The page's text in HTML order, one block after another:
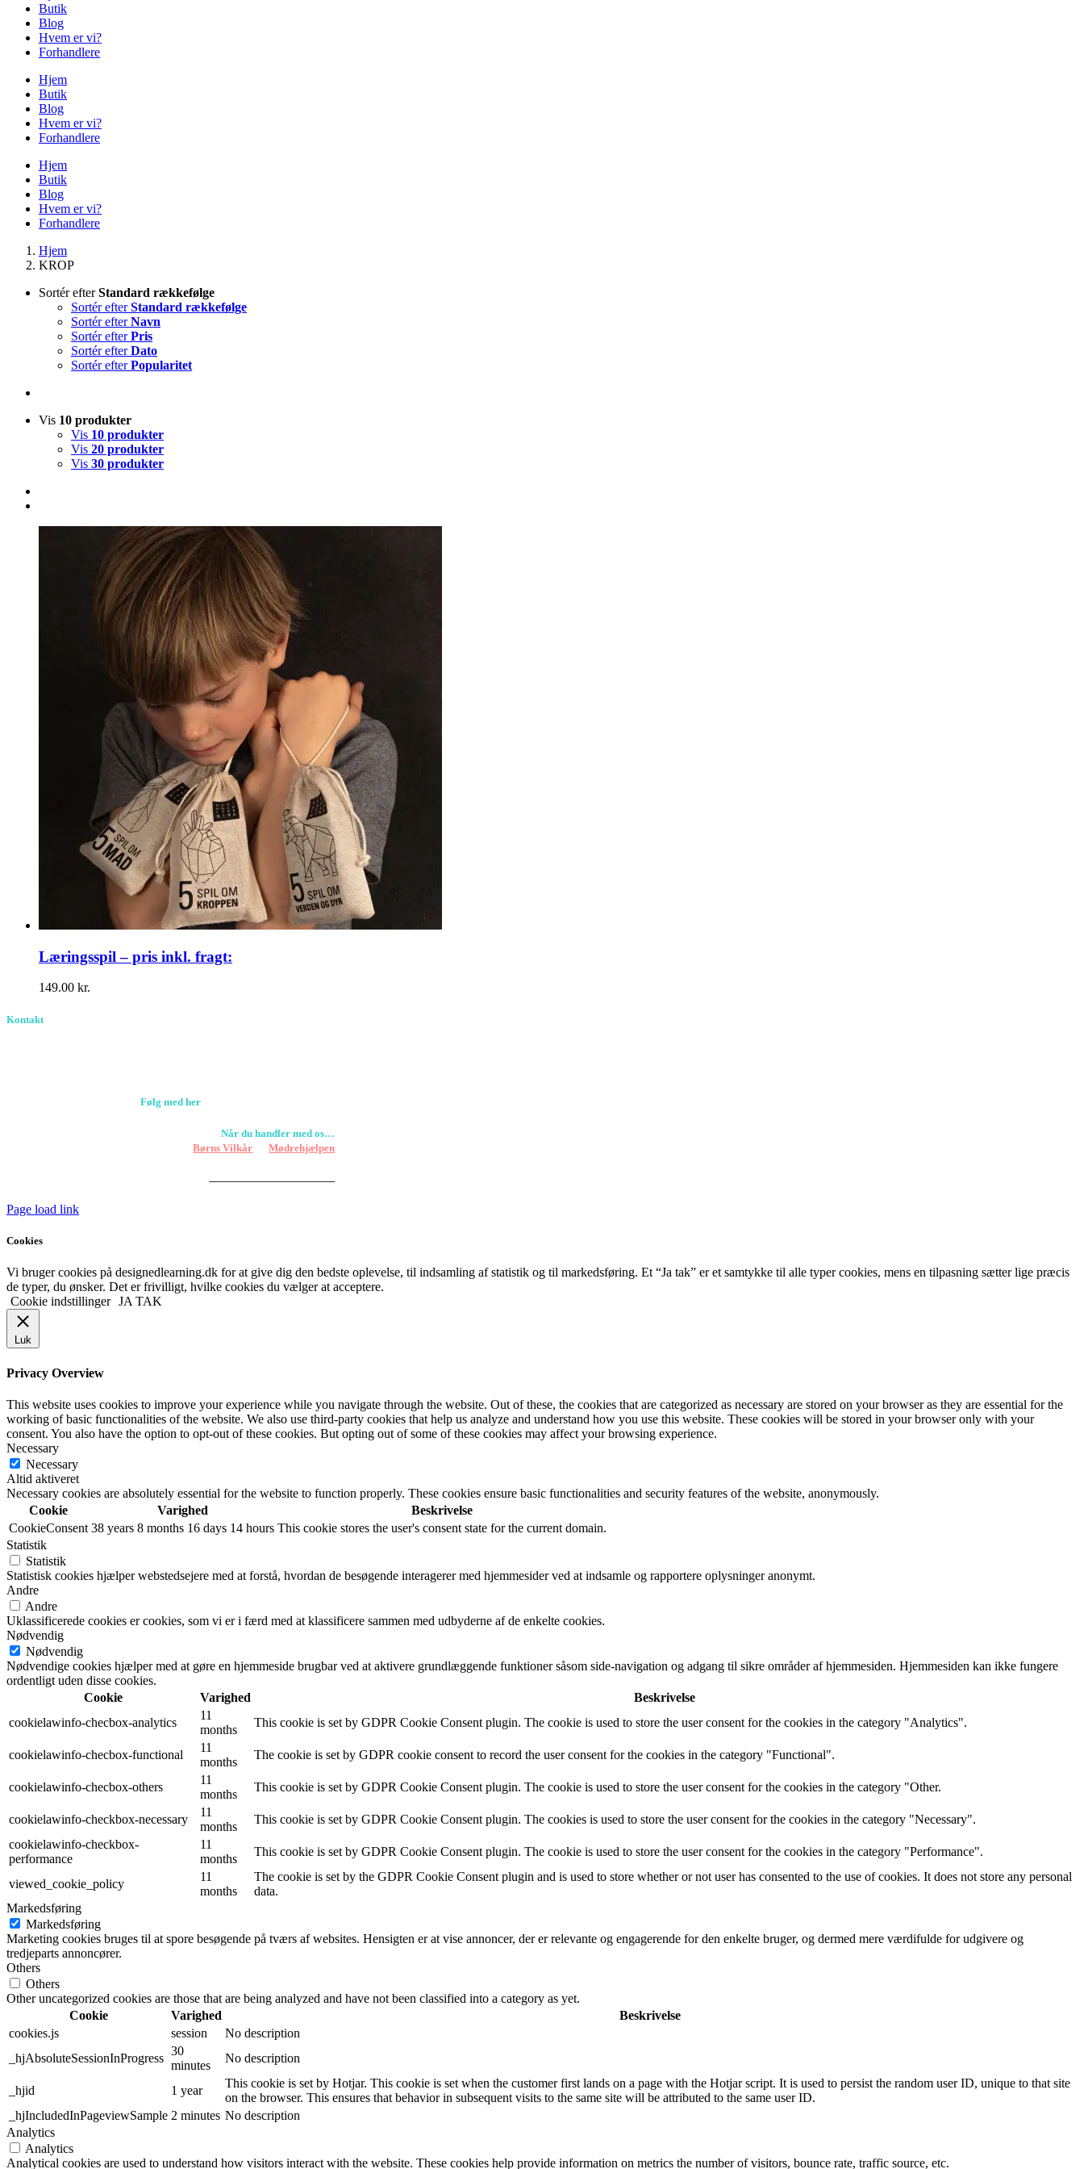
Butik
Blog
Hvem er vi?
Forhandlere
Hjem
Butik
Blog
Hvem er vi?
Forhandlere
Hjem
Butik
Blog
Hvem er vi?
Forhandlere
Hjem
KROP
Sortér efterStandard rækkefølge
Sortér efterStandard rækkefølge
Sortér efterNavn
Sortér efterPris
Sortér efterDato
Sortér efterPopularitet
Vis 10 produkter
Vis 10 produkter
Vis 20 produkter
Vis 30 produkter
Læringsspil – pris inkl. fragt:
149.00 kr.
Kontakt
Følg med her
Når du handler med os…
Støtter viBørns Vilkår ogMødrehjælpen
Page load link
Cookies
Vi bruger cookies på designedlearning.dk for at give dig den bedste oplevelse, til indsamling af statistik og til markedsføring. Et “Ja tak” er et samtykke til alle typer cookies, mens en tilpasning sætter lige præcis
de typer, du ønsker. Det er frivilligt, hvilke cookies du vælger at acceptere.
Cookie indstillinger JA TAK
Luk
Privacy Overview
This website uses cookies to improve your experience while you navigate through the website. Out of these, the cookies that are categorized as necessary are stored on your browser as they are essential for the
working of basic functionalities of the website. We also use third-party cookies that help us analyze and understand how you use this website. These cookies will be stored in your browser only with your
consent. You also have the option to opt-out of these cookies. But opting out of some of these cookies may affect your browsing experience.
Necessary
Necessary
Altid aktiveret
Necessary cookies are absolutely essential for the website to function properly. These cookies ensure basic functionalities and security features of the website, anonymously.
Cookie
Varighed
Beskrivelse
CookieConsent 38 years 8 months 16 days 14 hours This cookie stores the user's consent state for the current domain.
Statistik
Statistik
Statistisk cookies hjælper webstedsejere med at forstå, hvordan de besøgende interagerer med hjemmesider ved at indsamle og rapportere oplysninger anonymt.
Andre
Andre
Uklassificerede cookies er cookies, som vi er i færd med at klassificere sammen med udbyderne af de enkelte cookies.
Nødvendig
Nødvendig
Nødvendige cookies hjælper med at gøre en hjemmeside brugbar ved at aktivere grundlæggende funktioner såsom side-navigation og adgang til sikre områder af hjemmesiden. Hjemmesiden kan ikke fungere
ordentligt uden disse cookies.
Cookie
Varighed
Beskrivelse
cookielawinfo-checbox-analytics
11
months
This cookie is set by GDPR Cookie Consent plugin. The cookie is used to store the user consent for the cookies in the category "Analytics".
cookielawinfo-checbox-functional
11
months
The cookie is set by GDPR cookie consent to record the user consent for the cookies in the category "Functional".
cookielawinfo-checbox-others
11
months
This cookie is set by GDPR Cookie Consent plugin. The cookie is used to store the user consent for the cookies in the category "Other.
cookielawinfo-checkbox-necessary
11
months
This cookie is set by GDPR Cookie Consent plugin. The cookies is used to store the user consent for the cookies in the category "Necessary".
cookielawinfo-checkbox-
performance
11
months
This cookie is set by GDPR Cookie Consent plugin. The cookie is used to store the user consent for the cookies in the category "Performance".
viewed_cookie_policy
11
months
The cookie is set by the GDPR Cookie Consent plugin and is used to store whether or not user has consented to the use of cookies. It does not store any personal
data.
Markedsføring
Markedsføring
Marketing cookies bruges til at spore besøgende på tværs af websites. Hensigten er at vise annoncer, der er relevante og engagerende for den enkelte bruger, og dermed mere værdifulde for udgivere og
tredjeparts annoncører.
Others
Others
Other uncategorized cookies are those that are being analyzed and have not been classified into a category as yet.
Cookie
Varighed
Beskrivelse
cookies.js
session
No description
_hjAbsoluteSessionInProgress
30
minutes
No description
_hjid 1 year
This cookie is set by Hotjar. This cookie is set when the customer first lands on a page with the Hotjar script. It is used to persist the random user ID, unique to that site
on the browser. This ensures that behavior in subsequent visits to the same site will be attributed to the same user ID.
_hjIncludedInPageviewSample 2 minutes No description
Analytics
Analytics
Analytical cookies are used to understand how visitors interact with the website. These cookies help provide information on metrics the number of visitors, bounce rate, traffic source, etc.